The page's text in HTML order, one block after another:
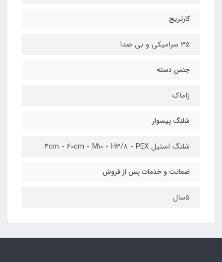
کارتریج
35 سرامیکی و بی صدا
جنس دسته
زاماک
شلنگ پیسوار
شلنگ استیل 4cm - 60cm - M10 - H3/8 - PEX
ضمانت و خدمات پس از فروش
5سال